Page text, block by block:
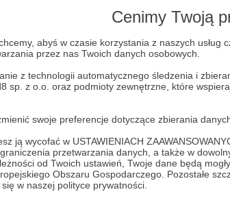
Cenimy Twoją
abyś w czasie korzystania z naszych
przez nas Twoich danych osobowych.
z technologii automatycznego śledzenia i
sp. z o.o. oraz podmioty zewnętrzne, które
swoje preferencje dotyczące zbierania
ją wycofać w USTAWIENIACH
przetwarzania danych, a także w
od Twoich ustawień, Twoje dane będą
Obszaru Gospodarczego. Pozostałe
w naszej polityce prywatności.
Dołącz do grona
Wesprzyj działalność Autora
Zostań